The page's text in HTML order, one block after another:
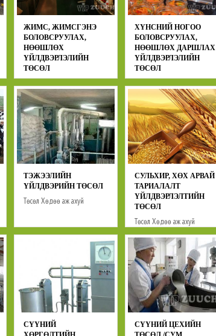
ЖИМС, ЖИМСГЭНЭ
БОЛОВСРУУЛАХ,
НӨӨШЛӨХ
ҮЙЛДВЭРЛЭЛИЙН
ТӨСӨЛ
ХҮНСНИЙ НОГОО
БОЛОВСРУУЛАХ,
НӨӨШЛӨХ ДАРШЛАХ
ҮЙЛДВЭРЛЭЛИЙН
ТӨСӨЛ
ТЭЖЭЭЛИЙН
ҮЙЛДВЭРИЙН ТӨСӨЛ
Төсөл Хөдөө аж ахуй
СУЛЬХИР, ХӨХ АРВАЙ
ТАРИАЛАЛТ
ҮЙЛДВЭРЛЭЛТИЙН
ТӨСӨЛ
Төсөл Хөдөө аж ахуй
СҮҮНИЙ
СҮҮНИЙ ЦЕХИЙН